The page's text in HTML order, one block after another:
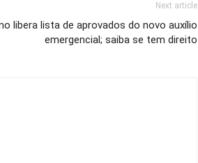
Next article
libera lista de aprovados do novo auxílio
emergencial; saiba se tem direito